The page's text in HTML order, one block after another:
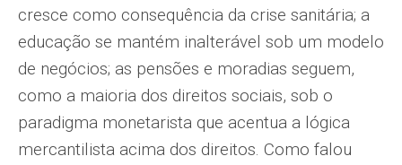
cresce como consequência da crise sanitária; a
educação se mantém inalterável sob um modelo
de negócios; as pensões e moradias seguem,
como a maioria dos direitos sociais, sob o
paradigma monetarista que acentua a lógica
mercantilista acima dos direitos. Como falou